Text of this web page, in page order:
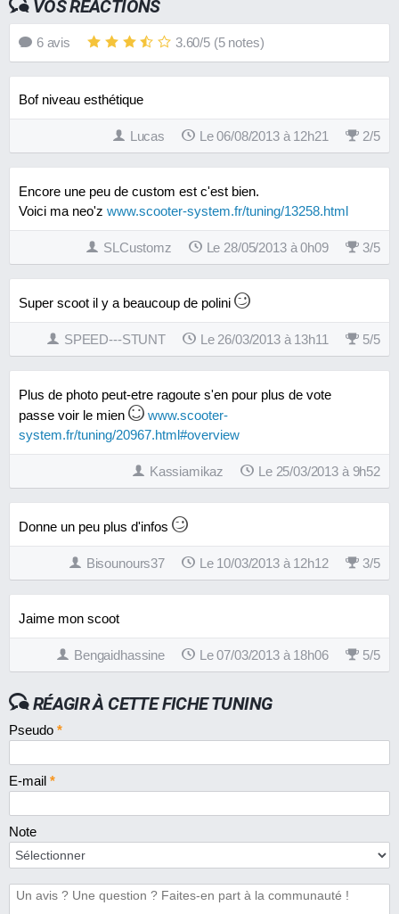
VOS RÉACTIONS
6avis 3.60/5 (5notes)
Bof niveau esthétique
Lucas Le 06/08/2013 à 12h21 2/5
Encore une peu de custom est c'est bien.
Voici ma neo'z www.scooter-system.fr/tuning/13258.html
SLCustomz Le 28/05/2013 à 0h09 3/5
Super scoot il y a beaucoup de polini
SPEED---STUNT Le 26/03/2013 à 13h11 5/5
Plus de photo peut-etre ragoute s'en pour plus de vote
passe voir le mien
www.scooter-
system.fr/tuning/20967.html#overview
Kassiamikaz Le 25/03/2013 à 9h52
Donne un peu plus d'infos
Bisounours37 Le 10/03/2013 à 12h12 3/5
Jaime mon scoot
Bengaidhassine Le 07/03/2013 à 18h06 5/5
RÉAGIR À CETTE FICHE TUNING
Pseudo *
E-mail *
Note